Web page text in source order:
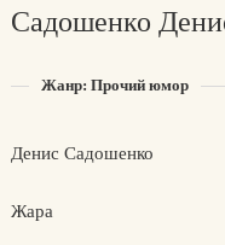
Садошенко
Жанр: Прочий юмор
Денис Садошенко
Жара